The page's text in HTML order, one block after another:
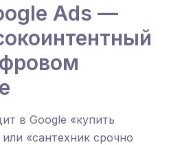
Ads —
в Google «купить
«сантехник срочно